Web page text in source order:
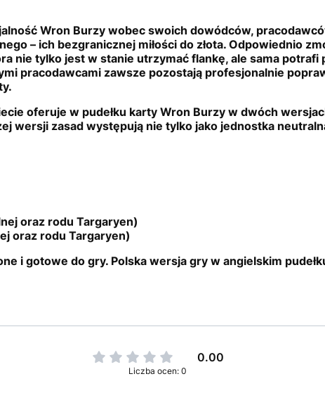
Wron Burzy wobec swoich dowódców,
– ich bezgranicznej miłości do złota. Odpowiednio
nie tylko jest w stanie utrzymać flankę, ale sama
pracodawcami zawsze pozostają profesjonalnie
oferuje w pudełku karty Wron Burzy w dwóch
wersji zasad występują nie tylko jako jednostka
oraz rodu Targaryen)
oraz rodu Targaryen)
i gotowe do gry. Polska wersja gry w angielskim
0.00
Liczba ocen: 0